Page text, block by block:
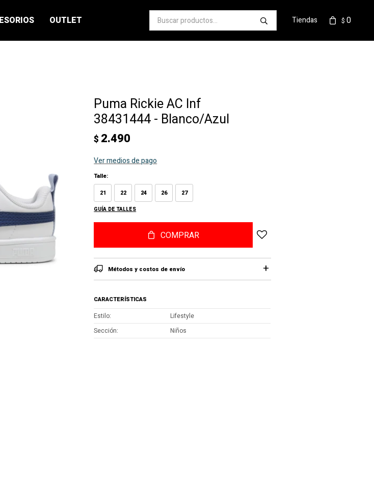
OUTLET $ 0
Tiendas
Puma Rickie AC Inf
38431444 - Blanco/Azul
$ 2.490
Ver medios de pago
Talle:
21
22 24 26 27
GUÍA DE TALLES
COMPRAR
Métodos y costos de envío
CARACTERÍSTICAS
Estilo
Lifestyle
Sección
Niños